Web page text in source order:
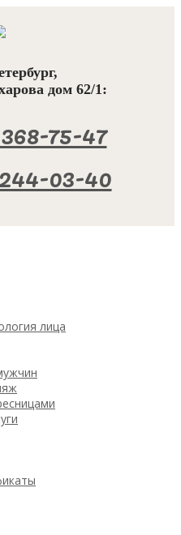
дом 62/1:
75-47
03-40
лица